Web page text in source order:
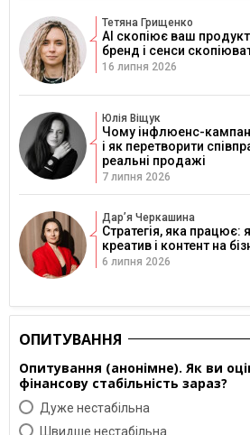
Тетяна Грищенко
AI скопіює ваш
бренд і сенси
16 липня 2026
Юлія Віщук
Чому інфлюенс-
і як перетворити
реальні продажі
7 липня 2026
Дарʼя Черкашина
Стратегія, яка працює:
креатив і контент на
6 липня 2026
ОПИТУВАННЯ
Опитування (анонімне). Як ви
фінансову стабільність зараз?
Дуже нестабільна
Швидше нестабільна